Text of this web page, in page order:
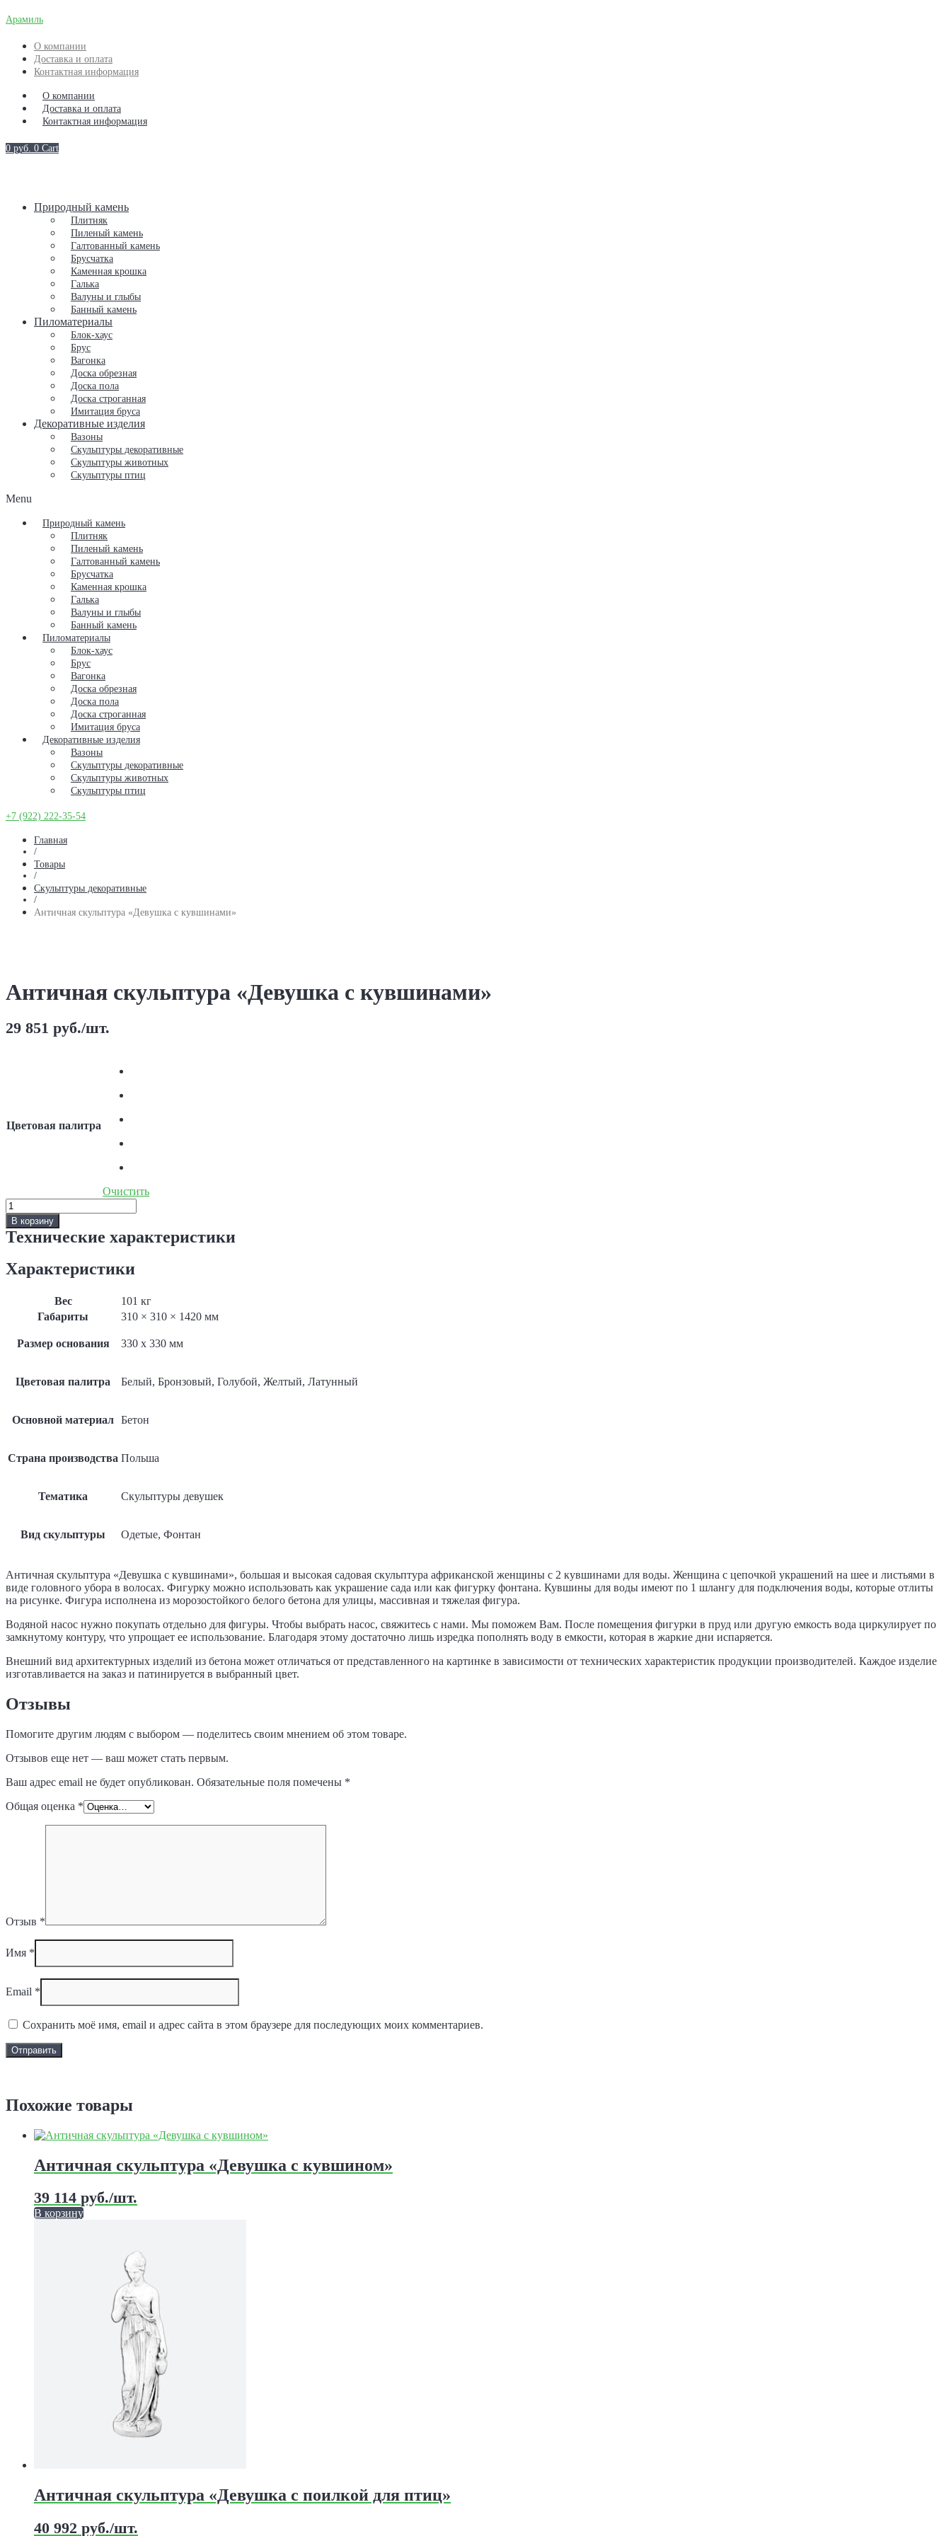
Арамиль
О компании
Доставка и оплата
Контактная информация
О компании
Доставка и оплата
Контактная информация
0 руб. 0 Cart
Природный камень
Плитняк
Пиленый камень
Галтованный камень
Брусчатка
Каменная крошка
Галька
Валуны и глыбы
Банный камень
Пиломатериалы
Блок-хаус
Брус
Вагонка
Доска обрезная
Доска пола
Доска строганная
Имитация бруса
Декоративные изделия
Вазоны
Скульптуры декоративные
Скульптуры животных
Скульптуры птиц
Menu
Природный камень
Плитняк
Пиленый камень
Галтованный камень
Брусчатка
Каменная крошка
Галька
Валуны и глыбы
Банный камень
Пиломатериалы
Блок-хаус
Брус
Вагонка
Доска обрезная
Доска пола
Доска строганная
Имитация бруса
Декоративные изделия
Вазоны
Скульптуры декоративные
Скульптуры животных
Скульптуры птиц
+7 (922) 222-35-54
Главная
/
Товары
/
Скульптуры декоративные
/
Античная скульптура «Девушка с кувшинами»
Античная скульптура «Девушка с кувшинами»
29 851 руб./шт.
Цветовая палитра
Очистить
Количество
Античная
скульптура
«Девушка
кувшинами»
В корзину
Технические характеристики
Характеристики
Вес
101 кг
Габариты
310 × 310 × 1420 мм
Размер основания 330 x 330 мм
Цветовая палитра Белый, Бронзовый, Голубой, Желтый, Латунный
Основной материал Бетон
Страна производства Польша
Тематика Скульптуры девушек
Вид скульптуры Одетые, Фонтан
Античная скульптура «Девушка с кувшинами», большая и высокая садовая скульптура африканской женщины с 2 кувшинами для воды. Женщина с цепочкой украшений на шее и листьями в
виде головного убора в волосах. Фигурку можно использовать как украшение сада или как фигурку фонтана. Кувшины для воды имеют по 1 шлангу для подключения воды, которые отлиты
на рисунке. Фигура исполнена из морозостойкого белого бетона для улицы, массивная и тяжелая фигура.
Водяной насос нужно покупать отдельно для фигуры. Чтобы выбрать насос, свяжитесь с нами. Мы поможем Вам. После помещения фигурки в пруд или другую емкость вода циркулирует по
замкнутому контуру, что упрощает ее использование. Благодаря этому достаточно лишь изредка пополнять воду в емкости, которая в жаркие дни испаряется.
Внешний вид архитектурных изделий из бетона может отличаться от представленного на картинке в зависимости от технических характеристик продукции производителей. Каждое изделие
изготавливается на заказ и патинируется в выбранный цвет.
Отзывы
Помогите другим людям с выбором — поделитесь своим мнением об этом товаре.
Отзывов еще нет — ваш может стать первым.
Ваш адрес email не будет опубликован. Обязательные поля помечены *
Общая оценка *
Отзыв *
Имя *
Email *
Сохранить моё имя, email и адрес сайта в этом браузере для последующих моих комментариев.
Похожие товары
Античная скульптура «Девушка с кувшином»
39 114 руб./шт.
В корзину
Античная скульптура «Девушка с поилкой для птиц»
40 992 руб./шт.